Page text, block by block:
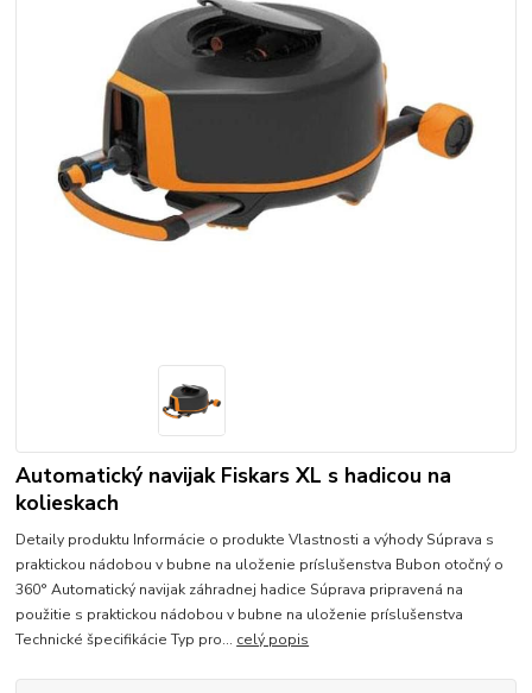
Automatický navijak Fiskars XL s hadicou na
kolieskach
Detaily produktu Informácie o produkte Vlastnosti a výhody Súprava s
praktickou nádobou v bubne na uloženie príslušenstva Bubon otočný o
360° Automatický navijak záhradnej hadice Súprava pripravená na
použitie s praktickou nádobou v bubne na uloženie príslušenstva
Technické špecifikácie Typ pro... celý popis